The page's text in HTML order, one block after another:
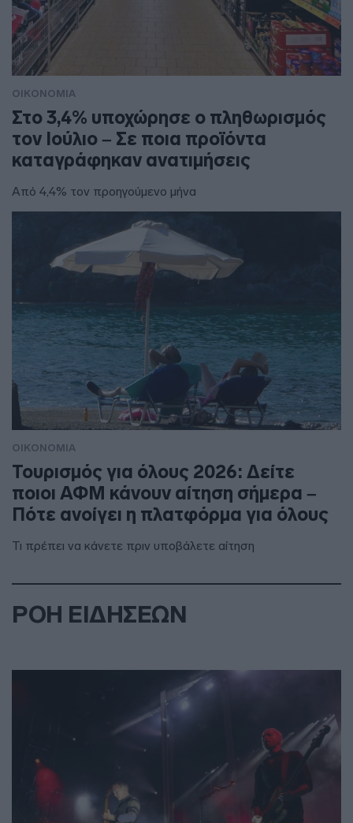
ΟΙΚΟΝΟΜΙΑ
Στο 3,4% υποχώρησε ο πληθωρισμός
τον Ιούλιο – Σε ποια προϊόντα
καταγράφηκαν ανατιμήσεις
Από 4,4% τον προηγούμενο μήνα
ΟΙΚΟΝΟΜΙΑ
Τουρισμός για όλους 2026: Δείτε
ποιοι ΑΦΜ κάνουν αίτηση σήμερα –
Πότε ανοίγει η πλατφόρμα για όλους
Τι πρέπει να κάνετε πριν υποβάλετε αίτηση
ΡΟΗ ΕΙΔΗΣΕΩΝ